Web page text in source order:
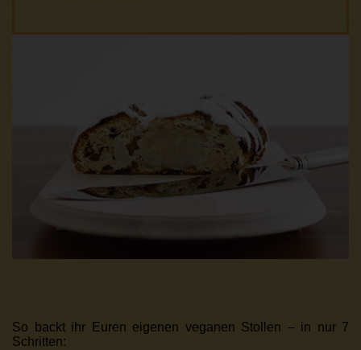
So backt ihr Euren eigenen veganen Stollen – in nur 7
Schritten: